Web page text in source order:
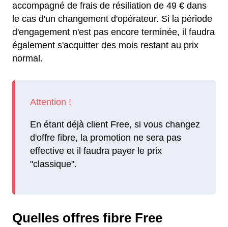
accompagné de frais de résiliation de 49 € dans
le cas d'un changement d'opérateur. Si la période
d'engagement n'est pas encore terminée, il faudra
également s'acquitter des mois restant au prix
normal.
En étant déjà client Free, si vous changez
d'offre fibre, la promotion ne sera pas
effective et il faudra payer le prix
"classique".
Quelles offres fibre Free